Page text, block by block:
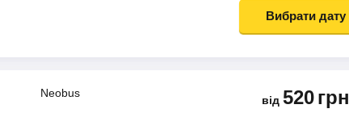
Вибрати дату
Neobus
від 520грн